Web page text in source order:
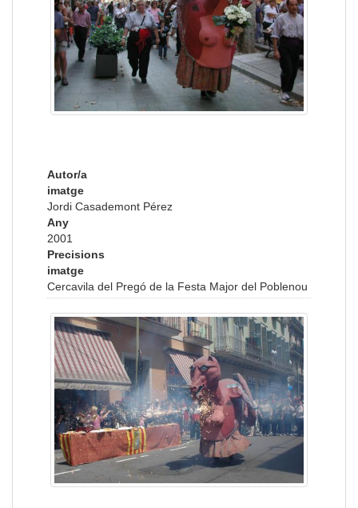
Autor/a
imatge
Jordi Casademont Pérez
Any
2001
Precisions
imatge
Cercavila del Pregó de la Festa Major del Poblenou